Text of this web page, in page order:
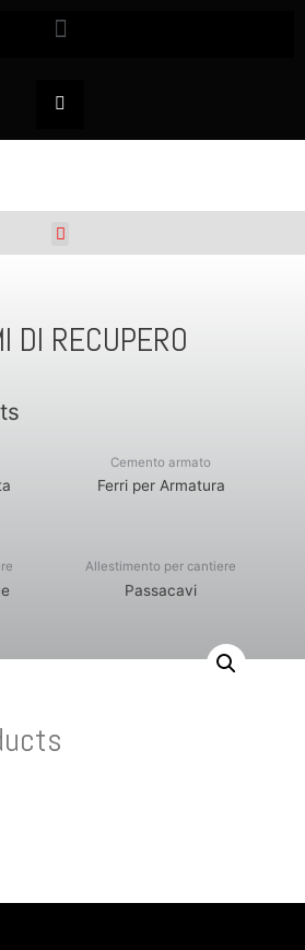
DI RECUPERO
Cemento armato
Ferri per Armatura
Allestimento per cantiere
Passacavi